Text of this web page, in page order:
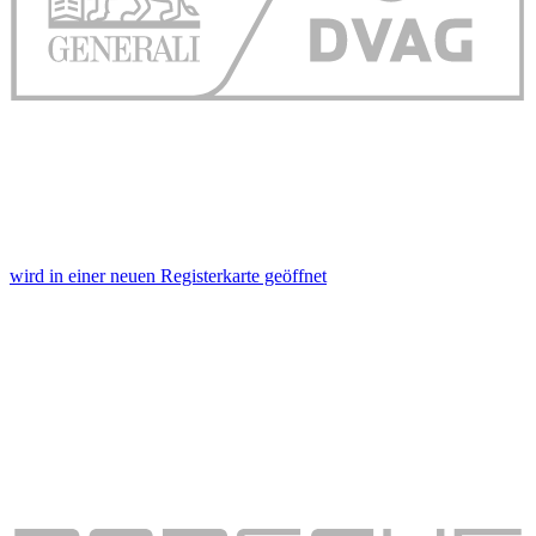
wird in einer neuen Registerkarte geöffnet